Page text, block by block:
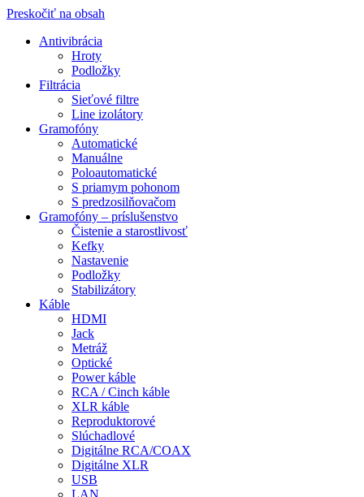
Preskočiť na obsah
Antivibrácia
Hroty
Podložky
Filtrácia
Sieťové filtre
Line izolátory
Gramofóny
Automatické
Manuálne
Poloautomatické
S priamym pohonom
S predzosilňovačom
Gramofóny – príslušenstvo
Čistenie a starostlivosť
Kefky
Nastavenie
Podložky
Stabilizátory
Káble
HDMI
Jack
Metráž
Optické
Power káble
RCA / Cinch káble
XLR káble
Reproduktorové
Slúchadlové
Digitálne RCA/COAX
Digitálne XLR
USB
LAN